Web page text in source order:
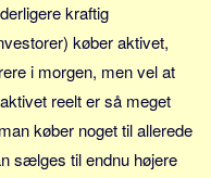
kraftig
køber aktivet,
i morgen, men vel at
reelt er så meget
køber noget til allerede
sælges til endnu højere